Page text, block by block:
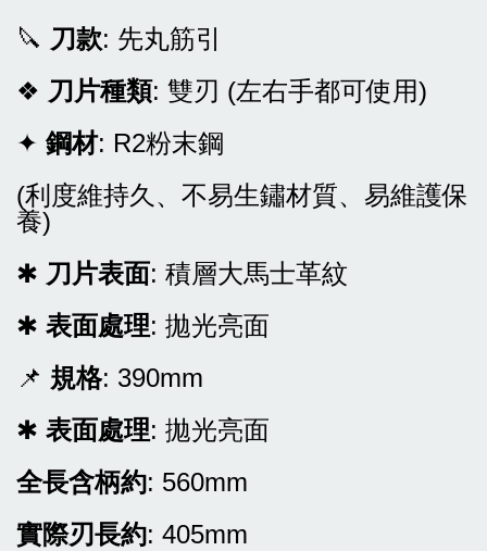
🔪 刀款: 先丸筋引
❖ 刀片種類: 雙刃 (左右手都可使用)
✦ 鋼材: R2粉末鋼
(利度維持久、不易生鏽材質、易維護保
養)
✱ 刀片表面: 積層大馬士革紋
✱ 表面處理: 拋光亮面
📌 規格: 390mm
✱ 表面處理: 拋光亮面
全長含柄約: 560mm
實際刃長約: 405mm